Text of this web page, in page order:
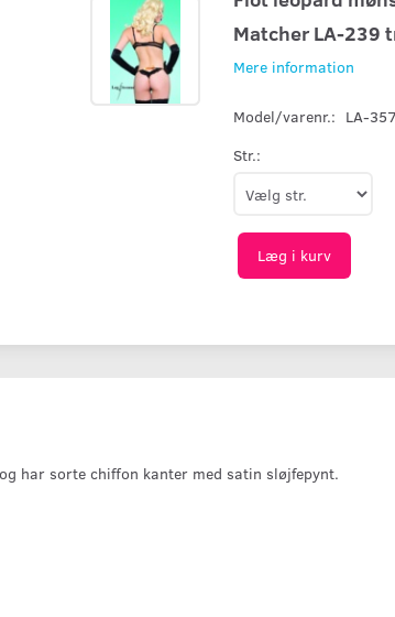
Matcher LA-239
Mere information
Model/varenr.: LA-
Str.:
Læg i kurv
har sorte chiffon kanter med satin sløjfepynt.